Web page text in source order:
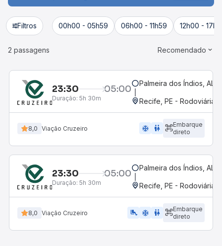
Filtros 00h00 - 05h59 06h00 - 11h59 12h00 -
2 passagens Recomendado
23:30 05:00
Duração: 5h 30m
Palmeira dos Índios, AL
Recife, PE - Rodoviária
8,0 Viação Cruzeiro ac_unit wc
Embarque
direto
23:30 05:00
Duração: 5h 30m
Palmeira dos Índios, AL
Recife, PE - Rodoviária
8,0 Viação Cruzeiro airline_seat_legroom_extra ac_unit wc
Embarque
direto